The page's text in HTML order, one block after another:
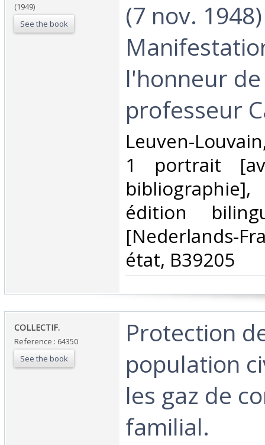
(1949)
See the book
(7 nov. 1948)
l'honneur
professeur
‎Leuven-
1 portrait
édition
[Nederlands-
état, B39205‎
‎COLLECTIF.‎
Reference : 64350
See the book
‎Protection
population
les gaz de
familial.‎